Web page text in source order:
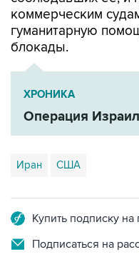
коммерческим
гуманитарную
блокады.
ХРОНИКА
Операция
Иран США
Купить подписку
Подписаться на